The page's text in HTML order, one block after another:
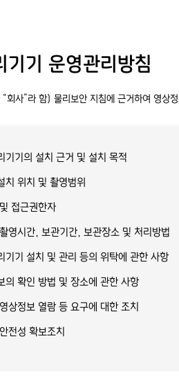
기기 운영관리방침
회사”라 함) 물리보안 지침에 근거하여 영상
기의 설치 근거 및 설치 목적
위치 및 촬영범위
접근권한자
영시간, 보관기간, 보관장소 및 처리방법
기 설치 및 관리 등의 위탁에 관한 사항
확인 방법 및 장소에 관한 사항
상정보 열람 등 요구에 대한 조치
전성 확보조치